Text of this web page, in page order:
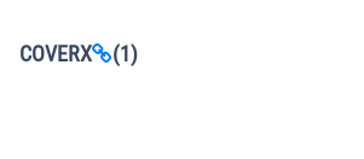
COVERX (1)